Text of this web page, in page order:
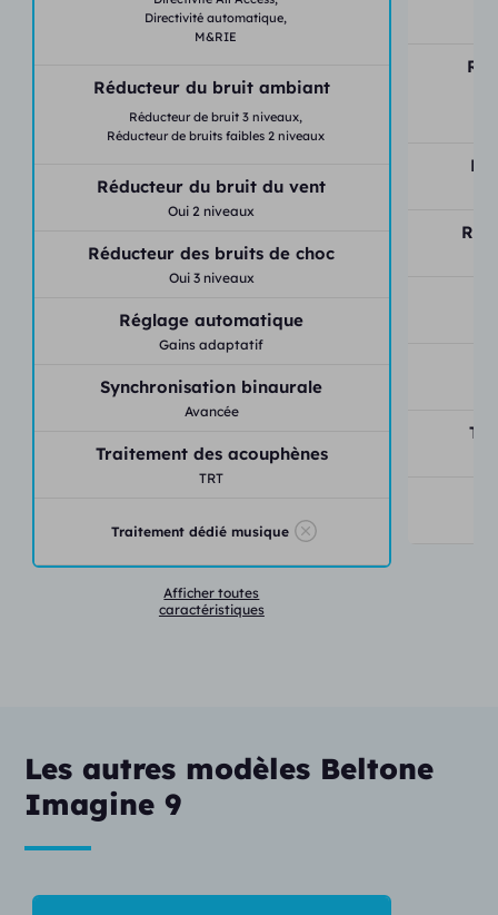
Directivité automatique,
M&RIE
Réducteur du bruit ambiant
Réducteur de bruit 3 niveaux,
Réducteur de bruits faibles 2 niveaux
Réducteur du bruit du vent
Oui 2 niveaux
Réducteur des bruits de choc
Oui 3 niveaux
Réglage automatique
Gains adaptatif
Synchronisation binaurale
Avancée
Traitement des acouphènes
TRT
Traitement dédié musique
Afficher toutes
caractéristiques
Les autres modèles Beltone
Imagine 9